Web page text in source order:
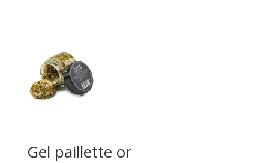
Gel paillette or